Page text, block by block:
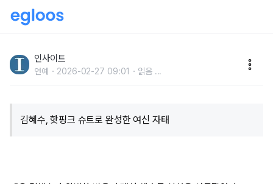
로 아우라 뽐내는 ‘핫핑크 슈트’ 김혜수
인사이트
연예 2026-02-27 09:01 읽음 ...
김혜수, 핫핑크 슈트로 완성한 여신 자태